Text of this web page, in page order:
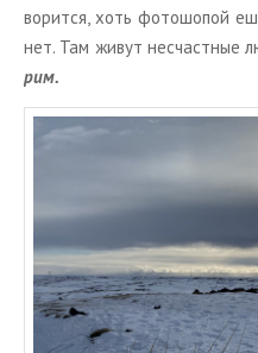
во­рит­ся, хоть фо­то­шо­пой
нет. Там живут несчаст­ные
рим.